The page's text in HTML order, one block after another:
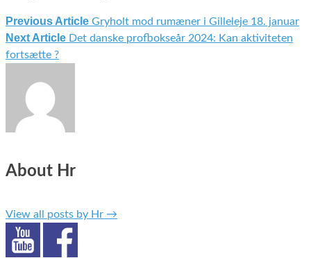
Indlægsnavigation
Previous Article Gryholt mod rumæner i Gilleleje 18. januar
Next Article Det danske profbokseår 2024: Kan aktiviteten
fortsætte ?
About Hr
View all posts by Hr →